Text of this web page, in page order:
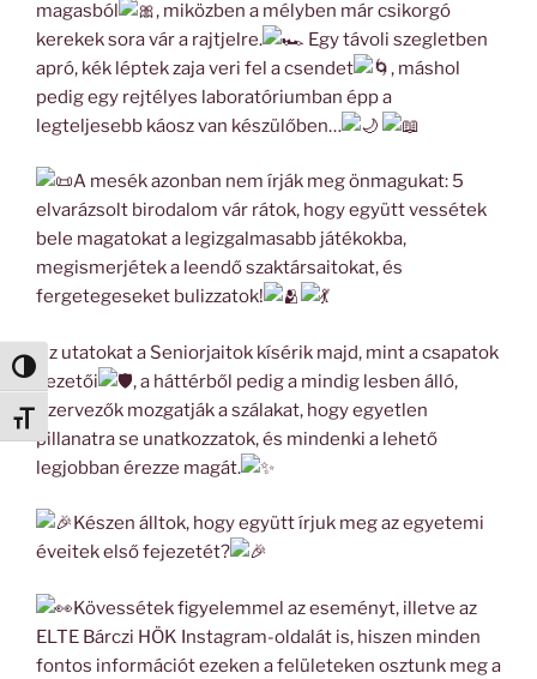
Nagy kontraszt váltása
Betűméret váltása
magasból
, miközben a mélyben már csikorgó
kerekek sora vár a rajtjelre.
Egy távoli szegletben
apró, kék léptek zaja veri fel a csendet
, máshol
pedig egy rejtélyes laboratóriumban épp a
legteljesebb káosz van készülőben…
A mesék azonban nem írják meg önmagukat: 5
elvarázsolt birodalom vár rátok, hogy együtt vessétek
bele magatokat a legizgalmasabb játékokba,
megismerjétek a leendő szaktársaitokat, és
fergetegeseket bulizzatok!
Az utatokat a Seniorjaitok kísérik majd, mint a csapatok
vezetői
, a háttérből pedig a mindig lesben álló,
Szervezők mozgatják a szálakat, hogy egyetlen
pillanatra se unatkozzatok, és mindenki a lehető
legjobban érezze magát.
Készen álltok, hogy együtt írjuk meg az egyetemi
éveitek első fejezetét?
Kövessétek figyelemmel az eseményt, illetve az
ELTE Bárczi HÖK Instagram-oldalát is, hiszen minden
fontos információt ezeken a felületeken osztunk meg a